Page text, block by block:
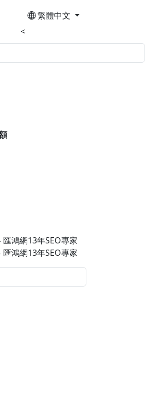
繁體中文
<
匯鴻網13年SEO專家
匯鴻網13年SEO專家